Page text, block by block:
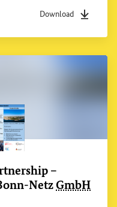
Download
Dateityppdf
–
NetzGmbH